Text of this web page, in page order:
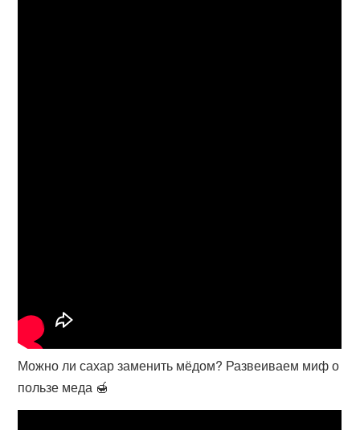
Можно ли сахар заменить мёдом? Развеиваем миф о
пользе меда 🍯